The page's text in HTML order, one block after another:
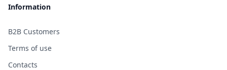
Information
B2B Customers
Terms of use
Contacts